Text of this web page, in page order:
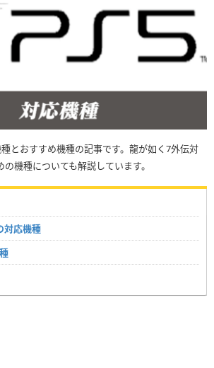
とおすすめ機種の記事です。龍が如く7外伝対
機種についても解説しています。
対応機種